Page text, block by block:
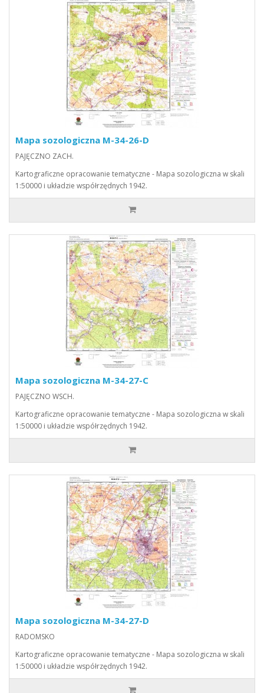
Mapa sozologiczna M-34-26-D
PAJĘCZNO ZACH.
Kartograficzne opracowanie tematyczne - Mapa sozologiczna w skali
1:50000 i układzie współrzędnych 1942.
Mapa sozologiczna M-34-27-C
PAJĘCZNO WSCH.
Kartograficzne opracowanie tematyczne - Mapa sozologiczna w skali
1:50000 i układzie współrzędnych 1942.
Mapa sozologiczna M-34-27-D
RADOMSKO
Kartograficzne opracowanie tematyczne - Mapa sozologiczna w skali
1:50000 i układzie współrzędnych 1942.